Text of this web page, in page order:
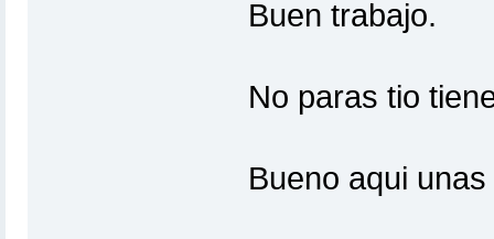
Buen trabajo.
No paras tio
Bueno aqui